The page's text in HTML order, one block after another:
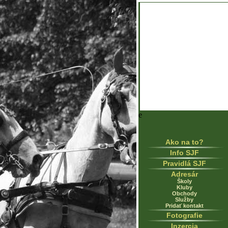
e
Ako na to?
Info SJF
Pravidlá SJF
Adresár
Školy
Kluby
Obchody
Služby
Pridať kontakt
Fotografie
Inzercia